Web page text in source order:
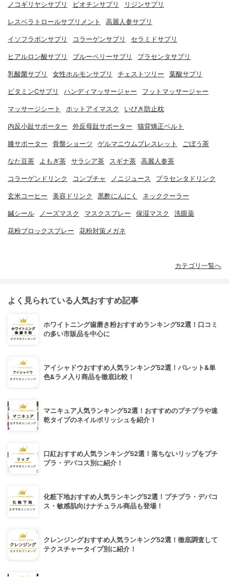
ノコギリヤシサプリ ビオチンサプリ リジンサプリ
レスベラトロールサプリメント 高麗人参サプリ
イソフラボンサプリ コラーゲンサプリ セラミドサプリ
ヒアルロン酸サプリ ブルーベリーサプリ プラセンタサプリ
乳酸菌サプリ 女性ホルモンサプリ チェストツリー 葉酸サプリ
ビタミンCサプリ ハンディマッサージャー フットマッサージャー
マッサージシート ホットアイマスク いびき防止枕
内反小趾サポーター 外反母趾サポーター 猫背矯正ベルト
膝サポーター 骨盤ショーツ ゲルマニウムブレスレット ごぼう茶
なた豆茶 よもぎ茶 サラシア茶 スギナ茶 高麗人参茶
コラーゲンドリンク コンブチャ ノニジュース プラセンタドリンク
玄米コーヒー 美容ドリンク 黒酢にんにく ネッククーラー
鍼シール ノーズマスク マスクスプレー 保湿マスク 洗眼薬
花粉ブロックスプレー 花粉対策メガネ
カテゴリ一覧へ
よく見られている人気おすすめ記事
ホワイトニング歯磨き粉おすすめランキング52選！口コミ
の多い市販品を中心に
アイシャドウおすすめ人気ランキング52選！パレット&単
色&ラメ入り商品を徹底比較！
マニキュア人気ランキング52選！おすすめのプチプラや速
乾タイプのネイルポリッシュを紹介！
口紅おすすめ人気ランキング52選！落ちないリップをプチ
プラ・デパコス別に紹介！
化粧下地おすすめ人気ランキング52選！プチプラ・デパコ
ス・敏感肌向けナチュラル商品も登場！
クレンジングおすすめ人気ランキング52選！徹底調査して
テクスチャータイプ別に紹介！